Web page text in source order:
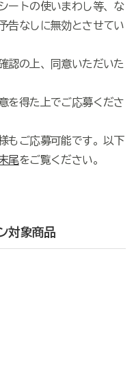
トの使いまわし等、な
告なしに無効とさせてい
認の上、同意いただいた
を得た上でご応募くださ
もご応募可能です。以下
尾をご覧ください。
対象商品